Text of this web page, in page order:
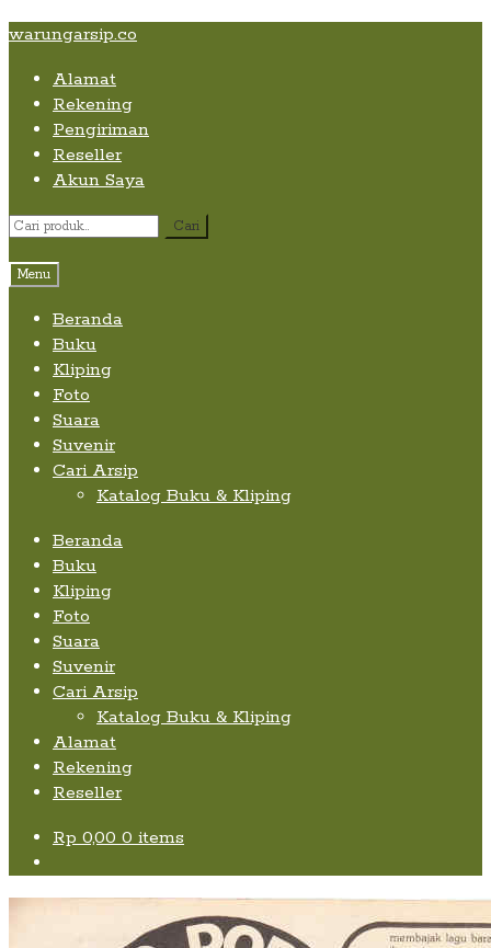
Skip
content
Skip
navigation
Skip
content
warungarsip.co
Alamat
Rekening
Pengiriman
Reseller
Akun Saya
Pencarian
Cari
Menu
Beranda
Buku
Kliping
Foto
Suara
Suvenir
Cari Arsip
Katalog Buku & Kliping
Beranda
Buku
Kliping
Foto
Suara
Suvenir
Cari Arsip
Katalog Buku & Kliping
Alamat
Rekening
Reseller
Rp 0,00 0 items